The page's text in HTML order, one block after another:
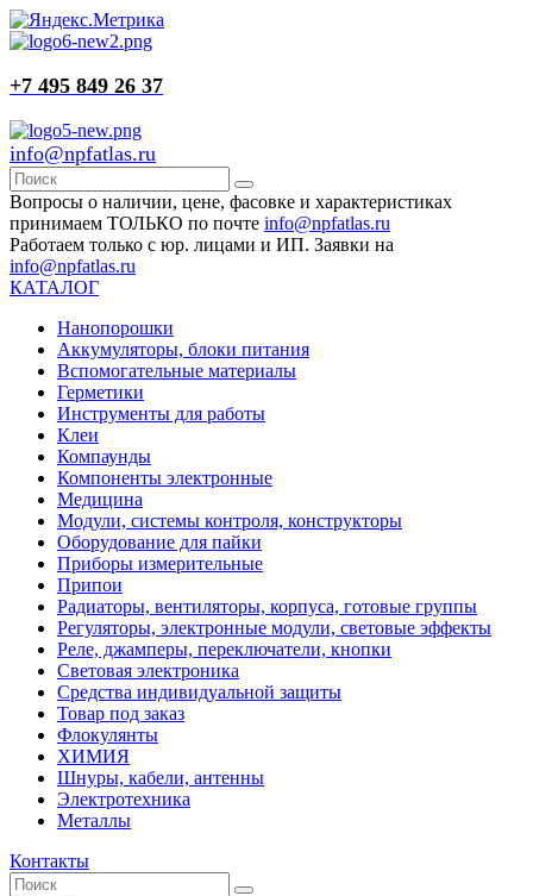
+7 495 849 26 37
info@npfatlas.ru
Вопросы о наличии, цене, фасовке и характеристиках
принимаем ТОЛЬКО по почте info@npfatlas.ru
Работаем только с юр. лицами и ИП. Заявки на
info@npfatlas.ru
КАТАЛОГ
Нанопорошки
Аккумуляторы, блоки питания
Вспомогательные материалы
Герметики
Инструменты для работы
Клеи
Компаунды
Компоненты электронные
Медицина
Модули, системы контроля, конструкторы
Оборудование для пайки
Приборы измерительные
Припои
Радиаторы, вентиляторы, корпуса, готовые группы
Регуляторы, электронные модули, световые эффекты
Реле, джамперы, переключатели, кнопки
Световая электроника
Средства индивидуальной защиты
Товар под заказ
Флокулянты
ХИМИЯ
Шнуры, кабели, антенны
Электротехника
Металлы
Контакты